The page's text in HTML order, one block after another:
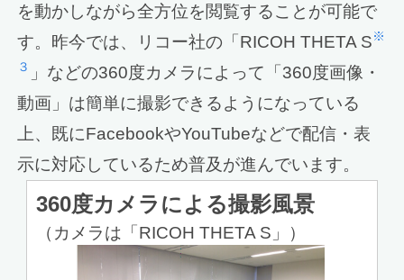
を動かしながら全方位を閲覧することが可能で
す。昨今では、リコー社の「RICOH THETA S※
３
」などの360度カメラによって「360度画像・
動画」は簡単に撮影できるようになっている
上、既にFacebookやYouTubeなどで配信・表
示に対応しているため普及が進んでいます。
360度カメラによる撮影風景
（カメラは「RICOH THETA S」）